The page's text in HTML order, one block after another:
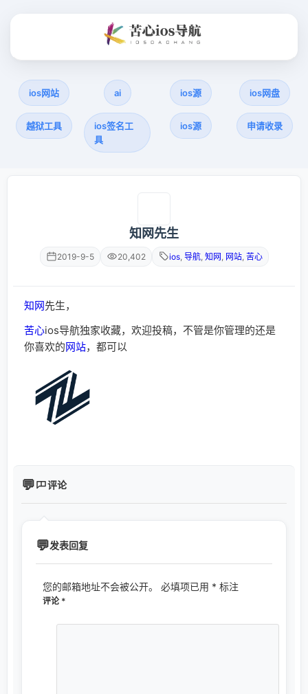
ios网站 ai ios源 ios网盘
越狱工具
ios签名工
具
ios源 申请收录
知网先生
2019-9-5 20,402 ios, 导航, 知网 网站, 苦心
知网先生，
苦心ios导航独家收藏，欢迎投稿，不管是你管理的还是
你喜欢的网站，都可以
评论
发表回复
您的邮箱地址不会被公开。 必填项已用 * 标注
评论 *